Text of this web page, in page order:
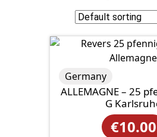
ALLEMAGNE – 25
G
€10.00
Germany